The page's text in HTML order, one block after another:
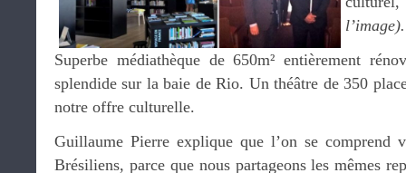
l’image).
Superbe médiathèque de 650m² entièrement
splendide sur la baie de Rio. Un théâtre de 350
notre offre culturelle.
Guillaume Pierre explique que l’on se comprend
Brésiliens, parce que nous partageons les mêmes